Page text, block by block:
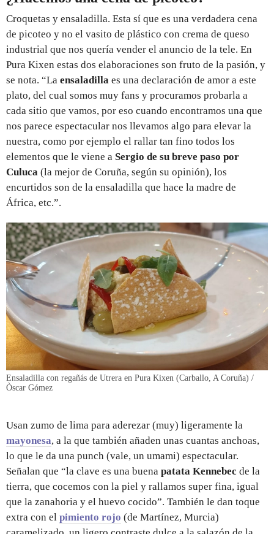
Croquetas y ensaladilla. Esta sí que es una verdadera cena
de picoteo y no el vasito de plástico con crema de queso
industrial que nos quería vender el anuncio de la tele. En
Pura Kixen estas dos elaboraciones son fruto de la pasión, y
se nota. “La ensaladilla es una declaración de amor a este
plato, del cual somos muy fans y procuramos probarla a
cada sitio que vamos, por eso cuando encontramos una que
nos parece espectacular nos llevamos algo para elevar la
nuestra, como por ejemplo el rallar tan fino todos los
elementos que le viene a Sergio de su breve paso por
Culuca (la mejor de Coruña, según su opinión), los
encurtidos son de la ensaladilla que hace la madre de
África, etc.”.
Ensaladilla con regañás de Utrera en Pura Kixen (Carballo, A Coruña) /
Òscar Gómez
Usan zumo de lima para aderezar (muy) ligeramente la
mayonesa, a la que también añaden unas cuantas anchoas,
lo que le da una punch (vale, un umami) espectacular.
Señalan que “la clave es una buena patata Kennebec de la
tierra, que cocemos con la piel y rallamos super fina, igual
que la zanahoria y el huevo cocido”. También le dan toque
extra con el pimiento rojo (de Martínez, Murcia)